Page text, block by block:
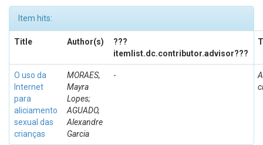
Item hits:
Title Author(s)
???
itemlist.dc.contributor.advisor???
O uso da
Internet
para
aliciamento
sexual das
crianças
MORAES,
Mayra
Lopes;
AGUADO,
Alexandre
Garcia
-